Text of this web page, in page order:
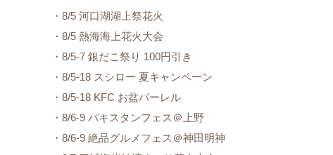
・8/5 河口湖湖上祭花火
・8/5 熱海海上花火大会
・8/5-7 銀だこ祭り 100円引き
・8/5-18 スシロー 夏キャンペーン
・8/5-18 KFC お盆バーレル
・8/6-9 パキスタンフェス＠上野
・8/6-9 絶品グルメフェス＠神田明神